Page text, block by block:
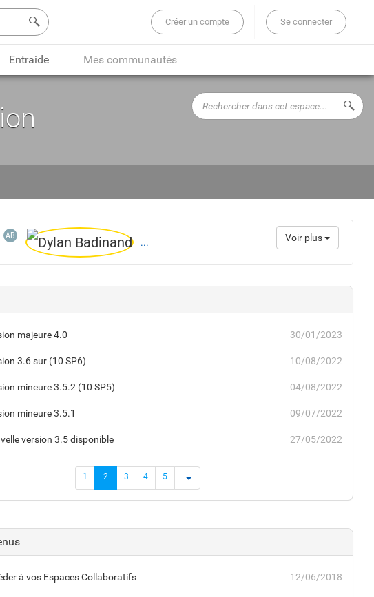
Rechercher sur tout le site...
Créer un compte Se connecter
Entraide Mes communautés
Rechercher
dans
AB
... Voir plus
majeure 4.0 30/01/2023
3.6 sur (10 SP6) 10/08/2022
mineure 3.5.2 (10 SP5) 04/08/2022
mineure 3.5.1 09/07/2022
version 3.5 disponible 27/05/2022
1 2 3 4 5
à vos Espaces Collaboratifs 12/06/2018